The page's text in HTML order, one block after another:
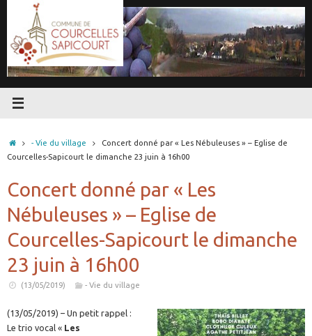
contenu
Accueil
- Vie du village
Concert donné par « Les Nébuleuses » – Eglise de
Courcelles-Sapicourt le dimanche 23 juin à 16h00
Concert donné par « Les
Nébuleuses » – Eglise de
Courcelles-Sapicourt le dimanche
23 juin à 16h00
(13/05/2019) - Vie du village
(13/05/2019) – Un petit rappel :
Le trio vocal « Les